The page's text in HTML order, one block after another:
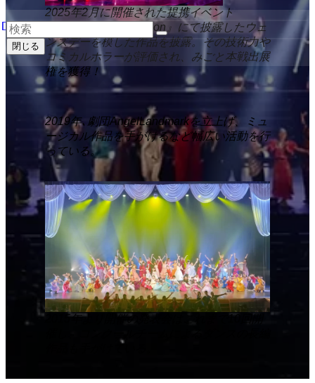
2025年2月に開催された提携イベント
『Choreography Station』にて披露したウェ
ンズデーを模した作品を披露。その技術力や
コミカルホラーが評価され、みごと本戦出展
権を獲得！
2019年､劇団AngelLandmarkを立上げ、ミュ
ージカル作品を手がけるなど幅広い活動を行
っている。
2015年より開催の発表会はこれまで10回開
閉じる